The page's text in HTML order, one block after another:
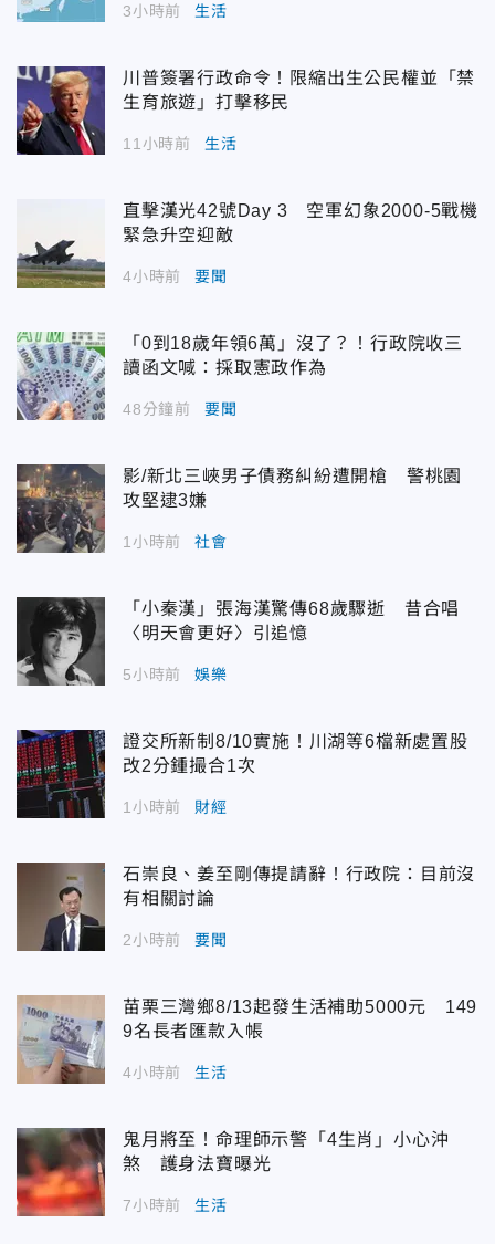
3小時前 生活
川普簽署行政命令！限縮出生公民權並「禁
生育旅遊」打擊移民
11小時前 生活
直擊漢光42號Day 3 空軍幻象2000-5戰機
緊急升空迎敵
4小時前 要聞
「0到18歲年領6萬」沒了？！行政院收三
讀函文喊：採取憲政作為
48分鐘前 要聞
影/新北三峽男子債務糾紛遭開槍 警桃園
攻堅逮3嫌
1小時前 社會
「小秦漢」張海漢驚傳68歲驟逝 昔合唱
〈明天會更好〉引追憶
5小時前 娛樂
證交所新制8/10實施！川湖等6檔新處置股
改2分鍾撮合1次
1小時前 財經
石崇良、姜至剛傳提請辭！行政院：目前沒
有相關討論
2小時前 要聞
苗栗三灣鄉8/13起發生活補助5000元 149
9名長者匯款入帳
4小時前 生活
鬼月將至！命理師示警「4生肖」小心沖
煞 護身法寶曝光
7小時前 生活